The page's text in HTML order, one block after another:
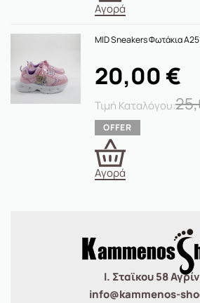
Αγορά
MID Sneakers Φωτάκια
20,00 €
Αγορά
Ι. Σταϊκου 58
info@kammenos-